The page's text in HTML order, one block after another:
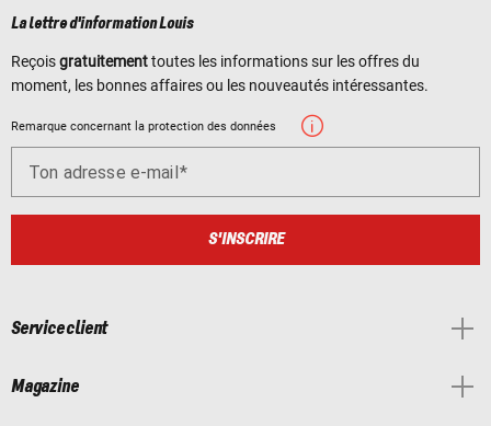
La lettre d'information Louis
Reçoisgratuitementtoutes les informations sur les offres du
moment, les bonnes affaires ou les nouveautés intéressantes.
Remarque concernant la protection des données
Ton adresse e-mail
S'INSCRIRE
Service client
Magazine